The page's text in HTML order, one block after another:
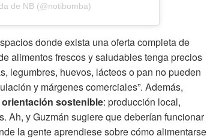
de NB (@notibomba)
donde exista una oferta completa de
alimentos frescos y saludables tenga precios
legumbres, huevos, lácteos o pan no pueden
y márgenes comerciales”. Además,
sostenible: producción local,
Ah, y Guzmán sugiere que deberían funcionar
la gente aprendiese sobre cómo alimentarse